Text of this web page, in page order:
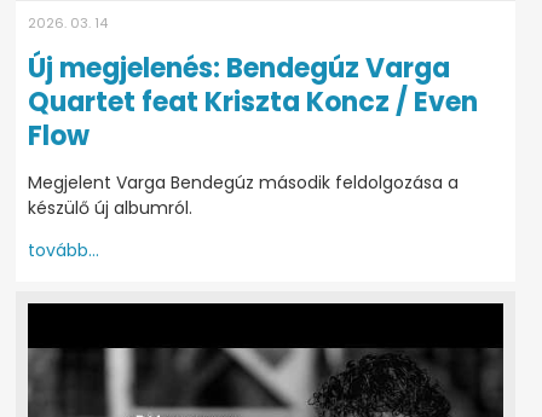
2026. 03. 14
Új megjelenés: Bendegúz Varga
Quartet feat Kriszta Koncz / Even
Flow
Megjelent Varga Bendegúz második feldolgozása a
készülő új albumról.
tovább...